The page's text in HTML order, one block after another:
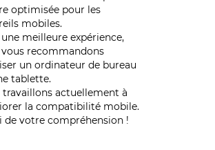
optimisée pour les
mobiles.
meilleure expérience,
vous recommandons
un ordinateur de bureau
tablette.
travaillons actuellement à
la compatibilité mobile.
de votre compréhension !